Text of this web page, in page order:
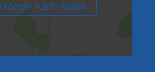
Google Karte laden